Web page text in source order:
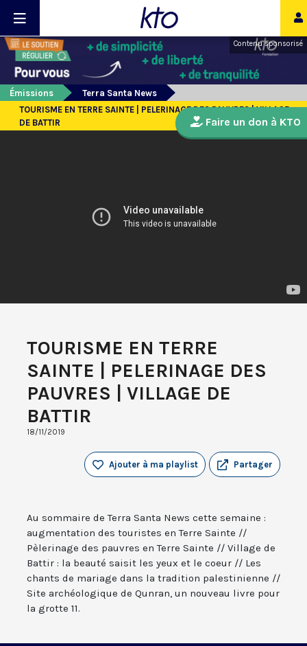
Contenu sponsorisé
Émissions
Terra Santa News
TOURISME EN TERRE SAINTE | PELERINAGE DES PAUVRES | VILLAGE
DE BATTIR
TOURISME EN TERRE
SAINTE | PELERINAGE DES
PAUVRES | VILLAGE DE
BATTIR
18/11/2019
Partager
Ajouter à ma playlist
Au sommaire de Terra Santa News cette semaine :
augmentation des touristes en Terre Sainte //
Pèlerinage des pauvres en Terre Sainte // Village de
Battir : la beauté saisit les yeux et le coeur // Les
chants de mariage dans la tradition palestinienne //
Site archéologique de Qunran, un nouveau livre pour
la grotte 11.
Faire un don à KTO